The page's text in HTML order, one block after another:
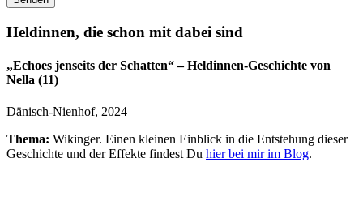
Heldinnen, die schon mit dabei sind
„Echoes jenseits der Schatten“ – Heldinnen-Geschichte von
Nella (11)
Dänisch-Nienhof, 2024
Thema: Wikinger. Einen kleinen Einblick in die Entstehung dieser
Geschichte und der Effekte findest Du hier bei mir im Blog.